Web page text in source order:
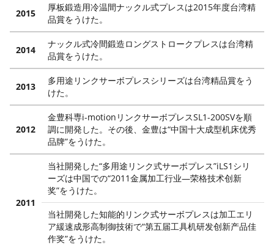
2015
厚板鍛造用冷温間ナックル式プレスは2015年度台湾精
品賞をうけた。
2014
ナックル式冷間鍛造ロングストロークプレスは台湾精
品賞をうけた。
2013
多用途リンクサーボプレスシリーズは台湾精品賞をう
けた。
2012
金豊科専i-motionリンクサーボプレスSL1-200SVを順
調に開発した。その後、金豊は“中国十大成型机床优秀
品牌”をうけた。
2011
当社開発した“多用途リンク式サーボプレス”iLS1シリ
ーズは中国での“2011金属加工行业—荣格技术创新
奖”をうけた。
当社開発した知能的リンク式サーボプレスは加工エリ
ア緩速成形高制御技術で“第五届工具机研发创新产品佳
作奖”をうけた。